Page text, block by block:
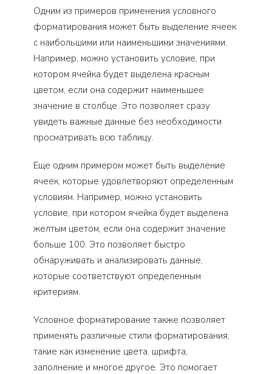
Одним из примеров применения условного
форматирования может быть выделение ячеек
с наибольшими или наименьшими значениями.
Например, можно установить условие, при
котором ячейка будет выделена красным
цветом, если она содержит наименьшее
значение в столбце. Это позволяет сразу
увидеть важные данные без необходимости
просматривать всю таблицу.
Еще одним примером может быть выделение
ячеек, которые удовлетворяют определенным
условиям. Например, можно установить
условие, при котором ячейка будет выделена
желтым цветом, если она содержит значение
больше 100. Это позволяет быстро
обнаруживать и анализировать данные,
которые соответствуют определенным
критериям.
Условное форматирование также позволяет
применять различные стили форматирования,
такие как изменение цвета, шрифта,
заполнение и многое другое. Это помогает